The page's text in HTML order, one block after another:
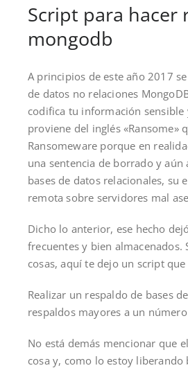
Script para hacer
mongodb
A principios de este año 2017
de datos no relaciones
codifica tu información sensible
proviene del inglés «Ransome»
Ransomeware porque en
una sentencia de borrado y aún
bases de datos relacionales, su
remota sobre servidores mal
Dicho lo anterior, ese hecho
frecuentes y bien
cosas, aquí te dejo un script
Realizar un respaldo de bases
respaldos mayores a un
No está demás mencionar que
cosa y, como lo estoy